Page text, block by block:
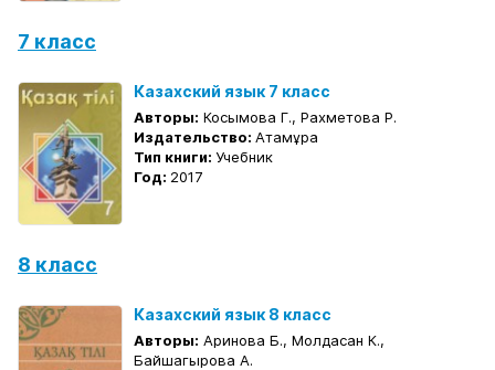
7 класс
Казахский язык 7 класс
Авторы: Косымова Г., Рахметова Р.
Издательство: Атамұра
Тип книги: Учебник
Год: 2017
8 класс
Казахский язык 8 класс
Авторы: Аринова Б., Молдасан К.,
Байшагырова А.